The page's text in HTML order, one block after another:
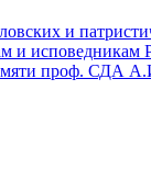
и
и исповедникам
проф. СДА